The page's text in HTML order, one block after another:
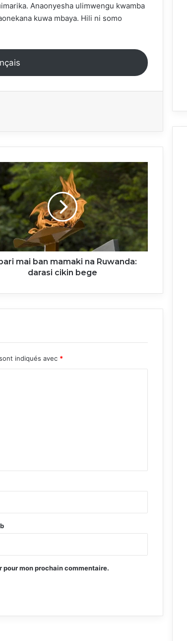
Anaonyesha ulimwengu kwamba
kuwa mbaya. Hili ni somo
mai ban mamaki na Ruwanda:
darasi cikin bege
indiqués avec *
pour mon prochain commentaire.